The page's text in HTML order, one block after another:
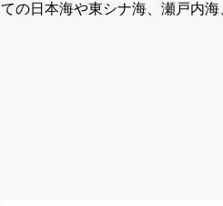
ての日本海や東シナ海、瀬戸内